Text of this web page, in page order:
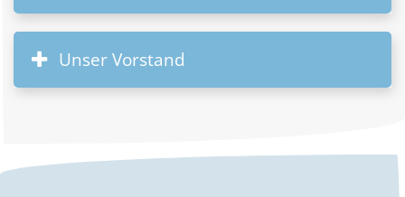
Unser Vorstand